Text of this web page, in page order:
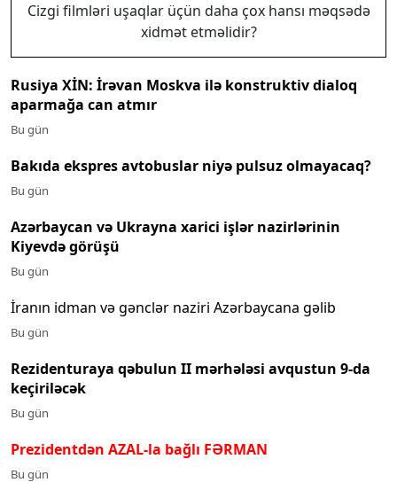
Cizgi filmləri uşaqlar üçün daha çox hansı məqsədə
xidmət etməlidir?
Rusiya XİN: İrəvan Moskva ilə konstruktiv dialoq
aparmağa can atmır
Bu gün
Bakıda ekspres avtobuslar niyə pulsuz olmayacaq?
Bu gün
Azərbaycan və Ukrayna xarici işlər nazirlərinin
Kiyevdə görüşü
Bu gün
İranın idman və gənclər naziri Azərbaycana gəlib
Bu gün
Rezidenturaya qəbulun II mərhələsi avqustun 9-da
keçiriləcək
Bu gün
Prezidentdən AZAL-la bağlı FƏRMAN
Bu gün